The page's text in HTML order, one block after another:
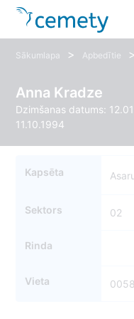
Sākumlapa > Apbedītie >
Anna Kradze
Dzimšanas datums:
11.10.1994
Kapsēta
Sektors 02
Rinda
Vieta 0058